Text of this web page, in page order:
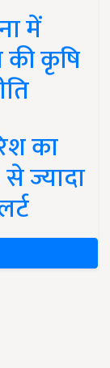
में
की कृषि
का
ज्यादा